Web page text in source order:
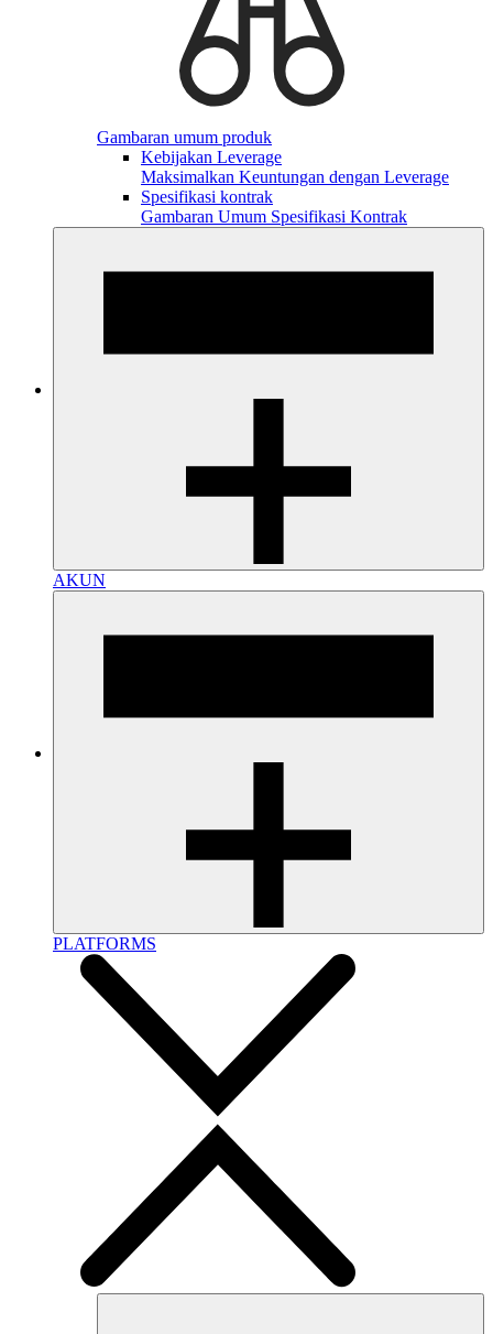
Gambaran umum produk
Kebijakan Leverage
Maksimalkan Keuntungan dengan Leverage
Spesifikasi kontrak
Gambaran Umum Spesifikasi Kontrak
AKUN
PLATFORMS